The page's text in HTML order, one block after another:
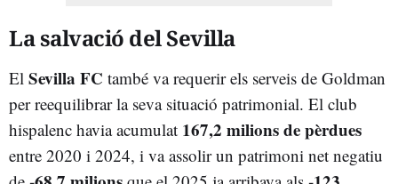
La salvació del Sevilla
El Sevilla FC també va requerir els serveis de Goldman
per reequilibrar la seva situació patrimonial. El club
hispalenc havia acumulat 167,2 milions de pèrdues
entre 2020 i 2024, i va assolir un patrimoni net negatiu